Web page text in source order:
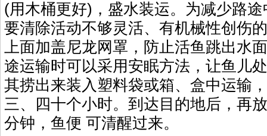
(用木桶更好)，盛水装运。为减少路
要清除活动不够灵活、有机械性创伤
上面加盖尼龙网罩，防止活鱼跳出水
途运输时可以采用安眠方法，让鱼儿
其捞出来装入塑料袋或箱、盒中运输
三、四十个小时。到达目的地后，再
分钟，鱼便 可清醒过来。